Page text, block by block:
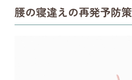
腰の寝違えの再発予防策